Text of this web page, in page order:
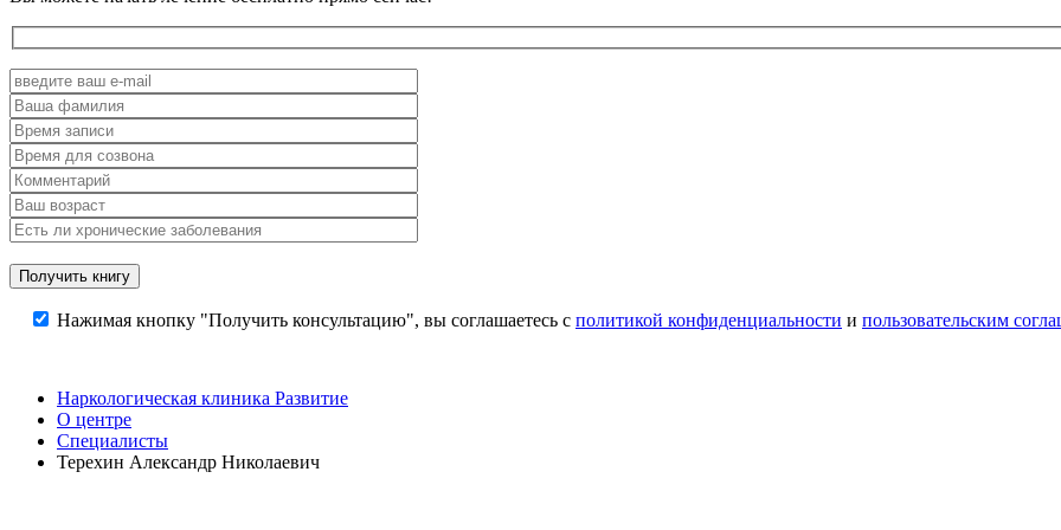
Нажимая кнопку "Получить консультацию", вы соглашаетесь с политикой конфиденциальности и пользовательским
Наркологическая клиника Развитие
О центре
Специалисты
Терехин Александр Николаевич